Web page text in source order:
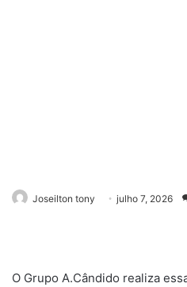
Joseilton tony julho 7, 2026
O Grupo A.Cândido realiza